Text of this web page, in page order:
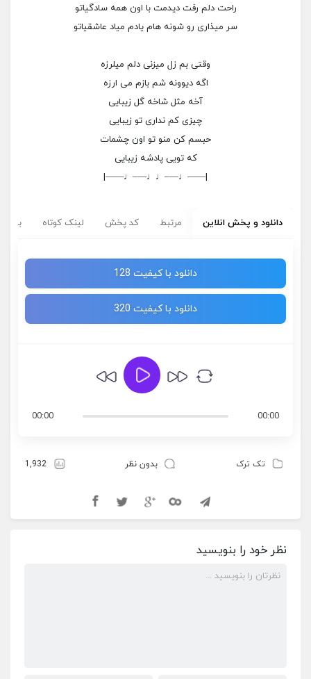
راحت دلم رفت دیدمت با اون همه سادگیاتو
سر میذاری رو شونه هام یادم میاد عاشقیاتو
وقتی بم زل میزنی دلم میلرزه
اگه دیوونه شم بازم می ارزه
آخه مثل شاخه گل زیبایی
چیزی کم نداری تو زیبایی
حبسم کن منو تو اون چشمات
که تویی پادشه زیبایی
|——♩—–♩♩—–♩——|
دانلود و پخش انلاین مرتبط کد پخش لینک کوتاه
دانلود با کیفیت 128
دانلود با کیفیت 320
00:00
00:00
تک ترک بدون نظر 1,932
نظر خود را بنویسید